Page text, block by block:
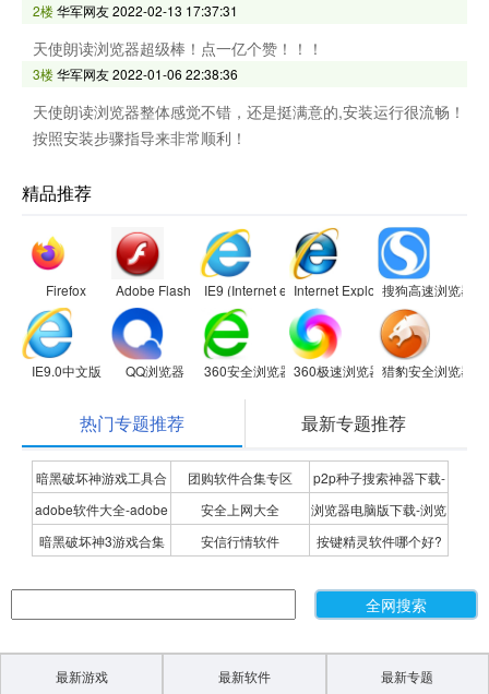
2楼华军网友2022-02-13 17:37:31
天使朗读浏览器超级棒！点一亿个赞！！！
3楼华军网友2022-01-06 22:38:36
天使朗读浏览器整体感觉不错，还是挺满意的,安装运行很流畅！
按照安装步骤指导来非常顺利！
精品推荐
Firefox Adobe Flash PlayerIE9 (Internet explorer 9)Internet Explorer 8搜狗高速浏览器
IE9.0中文版 QQ浏览器 360安全浏览器 360极速浏览器 猎豹安全浏览器
热门专题推荐 最新专题推荐
暗黑破坏神游戏工具合
集
团购软件合集专区
p2p种子搜索神器下载-
P2P种子搜索神器专题
adobe软件大全-adobe
全系列软件下载-adobe
安全上网大全
浏览器电脑版下载-浏览
器下载合集
暗黑破坏神3游戏合集 安信行情软件
按键精灵软件哪个好?
最新游戏 最新软件 最新专题